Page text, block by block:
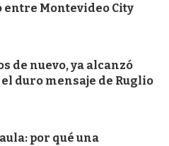
Montevideo City
de nuevo, ya alcanzó
duro mensaje de Ruglio
por qué una